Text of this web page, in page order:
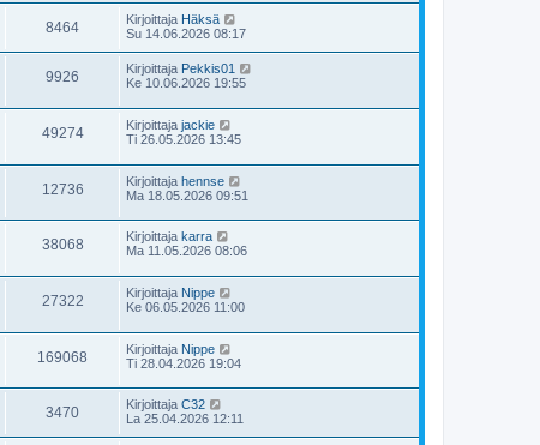
8464 Kirjoittaja Häksä
Su 14.06.2026 08:17
9926 Kirjoittaja Pekkis01
Ke 10.06.2026 19:55
49274 Kirjoittaja jackie
Ti 26.05.2026 13:45
12736 Kirjoittaja hennse
Ma 18.05.2026 09:51
38068 Kirjoittaja karra
Ma 11.05.2026 08:06
27322 Kirjoittaja Nippe
Ke 06.05.2026 11:00
169068 Kirjoittaja Nippe
Ti 28.04.2026 19:04
3470 Kirjoittaja C32
La 25.04.2026 12:11